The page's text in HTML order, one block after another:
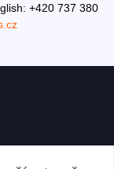
+420 737 380